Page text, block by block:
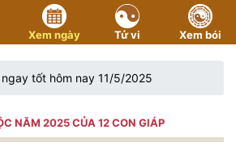
Xem ngày Tử vi Xem bói
ngay tốt hôm nay 11/5/2025
NĂM 2025 CỦA 12 CON GIÁP